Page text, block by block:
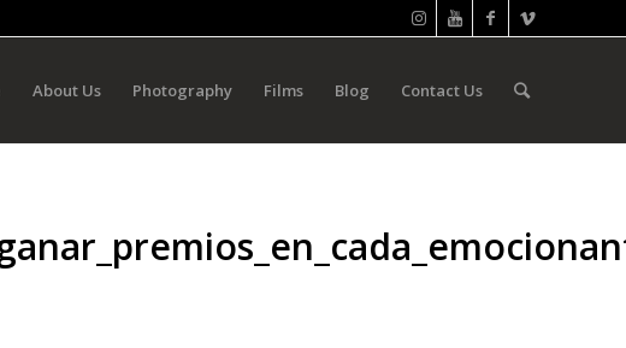
About Us Photography Films Blog Contact Us